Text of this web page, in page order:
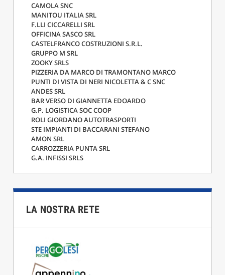
CAMOLA SNC
MANITOU ITALIA SRL
F.LLI CICCARELLI SRL
OFFICINA SASCO SRL
CASTELFRANCO COSTRUZIONI S.R.L.
GRUPPO M SRL
ZOOKY SRLS
PIZZERIA DA MARCO DI TRAMONTANO MARCO
PUNTI DI VISTA DI NERI NICOLETTA & C SNC
ANDES SRL
BAR VERSO DI GIANNETTA EDOARDO
G.P. LOGISTICA SOC COOP
ROLI GIORDANO AUTOTRASPORTI
STE IMPIANTI DI BACCARANI STEFANO
AMON SRL
CARROZZERIA PUNTA SRL
G.A. INFISSI SRLS
LA NOSTRA RETE